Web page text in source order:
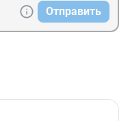
Отправить